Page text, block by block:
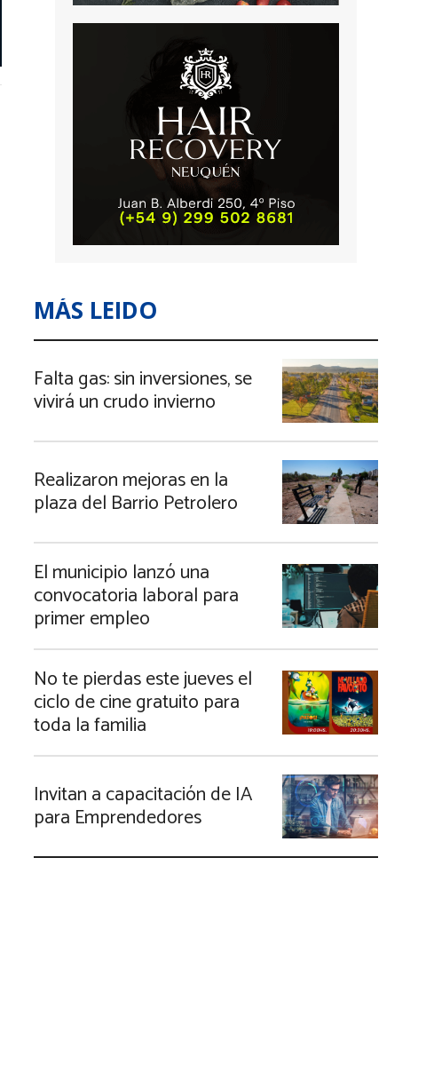
MÁS LEIDO
Falta gas: sin inversiones, se
vivirá un crudo invierno
Realizaron mejoras en la
plaza del Barrio Petrolero
El municipio lanzó una
convocatoria laboral para
primer empleo
No te pierdas este jueves el
ciclo de cine gratuito para
toda la familia
Invitan a capacitación de IA
para Emprendedores